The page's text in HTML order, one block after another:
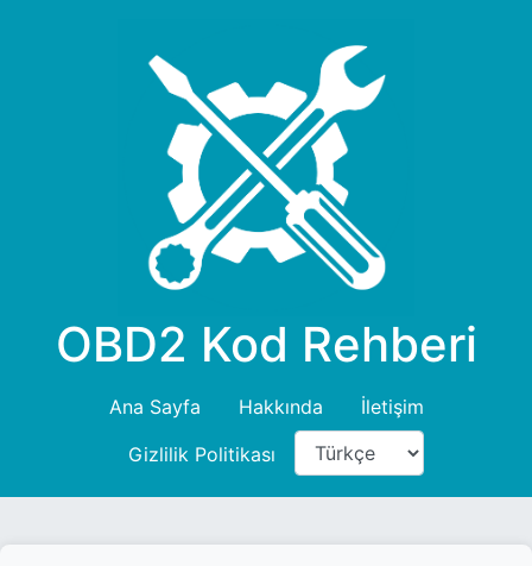
OBD2 Kod Rehberi
Ana Sayfa Hakkında
İletişim
Gizlilik Politikası